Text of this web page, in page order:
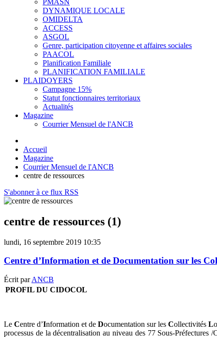
DYNAMIQUE LOCALE
OMIDELTA
ACCESS
ASGOL
Genre, participation citoyenne et affaires sociales
PAACOL
Planification Familiale
PLANIFICATION FAMILIALE
PLAIDOYERS
Campagne 15%
Statut fonctionnaires territoriaux
Actualités
Magazine
Courrier Mensuel de l'ANCB
Accueil
Magazine
Courrier Mensuel de l'ANCB
centre de ressources
S'abonner à ce flux RSS
centre de ressources (1)
lundi, 16 septembre 2019 10:35
Centre d’Information et de Documentation sur les
Écrit parANCB
PROFIL DU CIDOCOL
Le Centre d’Information et de Documentation sur les Collectivités L
processus de la décentralisation au niveau des 77 Sous-Préfectures